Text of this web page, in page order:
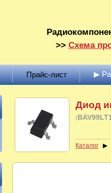
>> Схема
Прайс-лист ▶
Диод
(
Каталог